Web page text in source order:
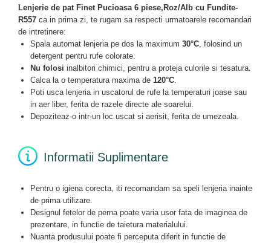
Lenjerie de pat Finet Pucioasa 6 piese,Roz/Alb cu Fundite-
R557 ca in prima zi, te rugam sa respecti urmatoarele recomandari
de intretinere:
Spala automat lenjeria pe dos la maximum 30°C, folosind un
detergent pentru rufe colorate.
Nu folosi inalbitori chimici, pentru a proteja culorile si tesatura.
Calca la o temperatura maxima de 120°C.
Poti usca lenjeria in uscatorul de rufe la temperaturi joase sau
in aer liber, ferita de razele directe ale soarelui.
Depoziteaz-o intr-un loc uscat si aerisit, ferita de umezeala.
Informatii Suplimentare
Pentru o igiena corecta, iti recomandam sa speli lenjeria inainte
de prima utilizare.
Designul fetelor de perna poate varia usor fata de imaginea de
prezentare, in functie de taietura materialului.
Nuanta produsului poate fi perceputa diferit in functie de